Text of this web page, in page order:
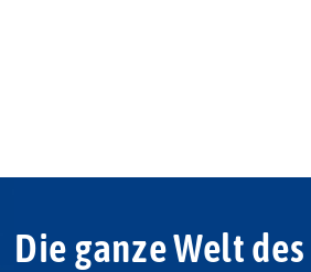
Die ganze Welt